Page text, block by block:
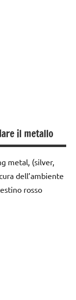
il metallo
metal, (silver,
dell’ambiente
rosso